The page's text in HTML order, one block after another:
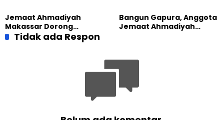
Jemaat Ahmadiyah
Makassar Dorong
Kesadaran Lingkungan
Lewat Edukasi Ekoteologi
Bangun Gapura, Anggota
Jemaat Ahmadiyah
Tidak ada Respon